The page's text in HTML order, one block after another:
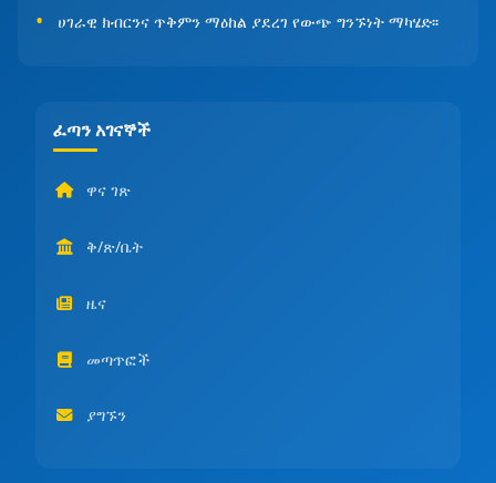
ሀገራዊ ክብርንና ጥቅምን ማዕከል ያደረገ የውጭ ግንኙነት ማካሄድ፡፡
ፈጣን አገናኞች
ዋና ገጽ
ቅ/ጽ/ቤት
ዜና
መጣጥፎች
ያግኙን